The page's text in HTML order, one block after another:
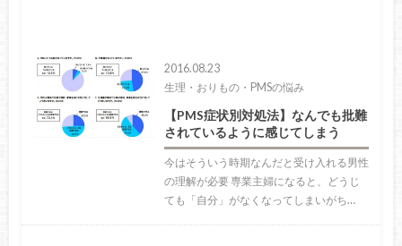
2016.08.23
生理・おりもの・PMSの悩み
【PMS症状別対処法】なんでも批難
されているように感じてしまう
今はそういう時期なんだと受け入れる男性
の理解が必要 専業主婦になると、どうじ
ても「自分」がなくなってしまいがち…